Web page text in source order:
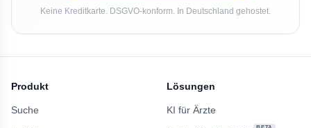
Keine Kreditkarte. DSGVO-konform. In Deutschland gehostet.
Produkt
Suche
Lösungen
KI für Ärzte